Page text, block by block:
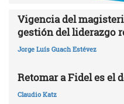
Vigencia del
gestión del liderazgo
Jorge Luís Guach Estévez
Retomar a Fidel es el
Claudio Katz